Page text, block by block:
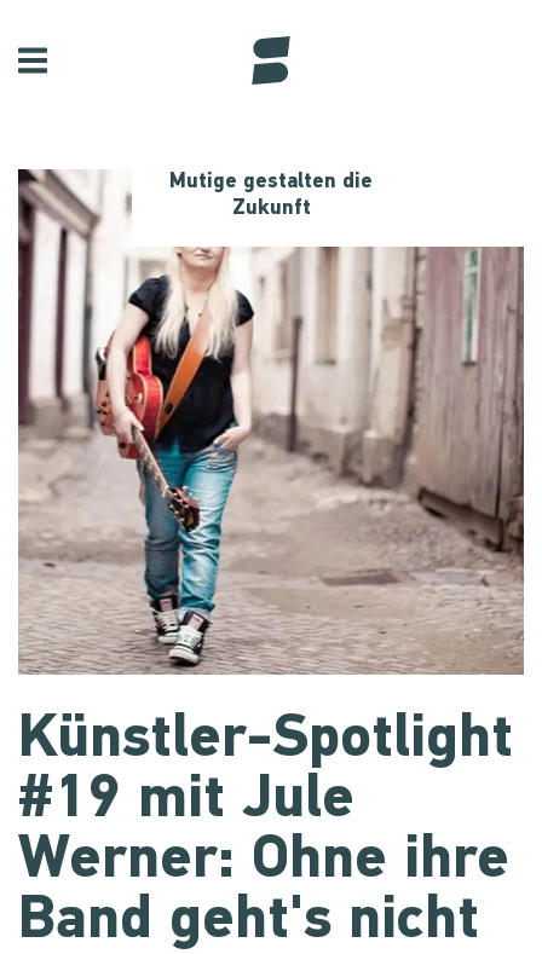
Mutige gestalten die
Zukunft
Künstler-Spotlight
#19 mit Jule
Werner: Ohne ihre
Band geht's nicht